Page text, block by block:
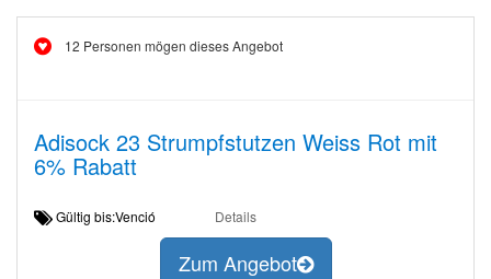
12 Personen mögen dieses Angebot
Adisock 23 Strumpfstutzen Weiss Rot mit
6% Rabatt
Gültig bis:Venció Details
Zum Angebot